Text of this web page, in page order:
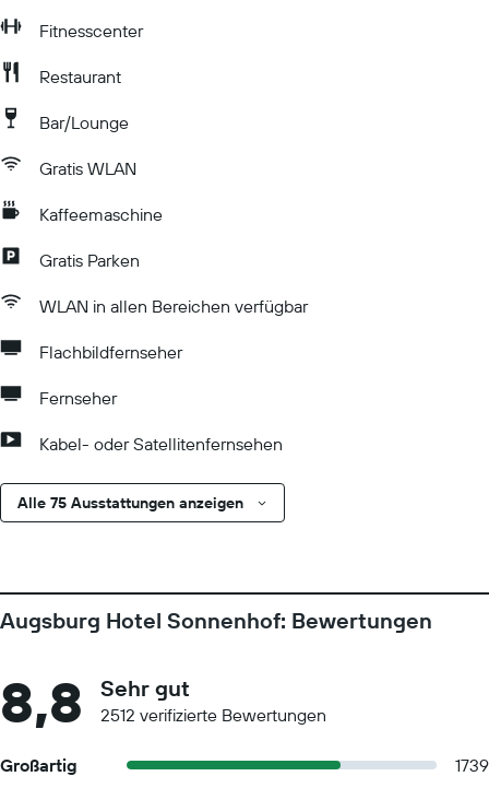
Fitnesscenter
Restaurant
Bar/Lounge
Gratis WLAN
Kaffeemaschine
Gratis Parken
WLAN in allen Bereichen verfügbar
Flachbildfernseher
Fernseher
Kabel- oder Satellitenfernsehen
Alle 75 Ausstattungen anzeigen
Augsburg Hotel Sonnenhof: Bewertungen
8,8 Sehr gut
2512 verifizierte Bewertungen
Großartig
1739